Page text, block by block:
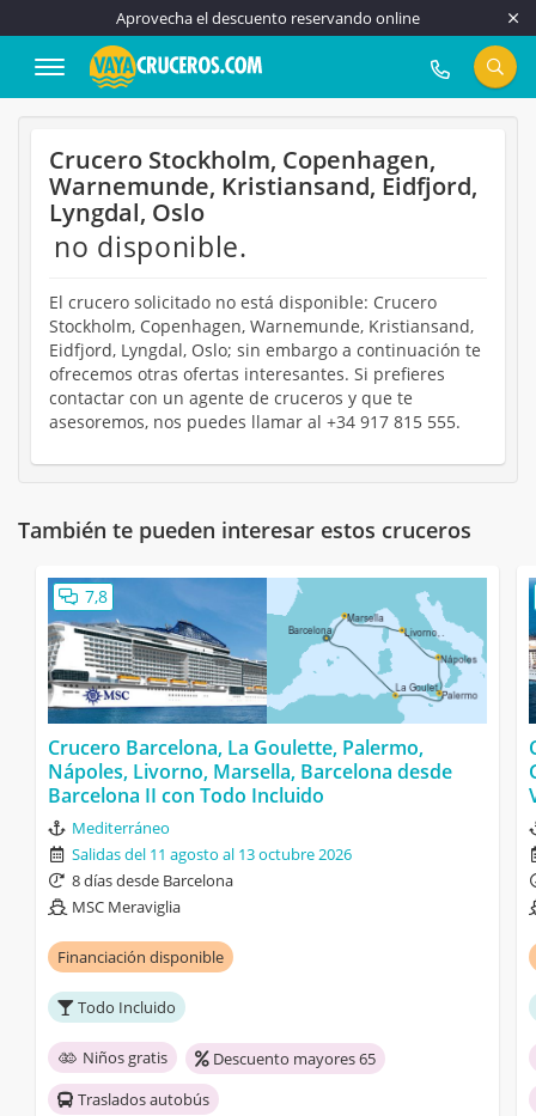
Aprovecha el descuento reservando online
917 815 555
Crucero Stockholm, Copenhagen,
Warnemunde, Kristiansand, Eidfjord,
Lyngdal, Oslo
no disponible.
El crucero solicitado no está disponible: Crucero
Stockholm, Copenhagen, Warnemunde, Kristiansand,
Eidfjord, Lyngdal, Oslo; sin embargo a continuación te
ofrecemos otras ofertas interesantes. Si prefieres
contactar con un agente de cruceros y que te
asesoremos, nos puedes llamar al +34 917 815 555.
También te pueden interesar estos cruceros
7,8
Crucero Barcelona, La Goulette, Palermo,
Nápoles, Livorno, Marsella, Barcelona desde
Barcelona II con Todo Incluido
Mediterráneo
Salidas del 11 agosto al 13 octubre 2026
8 días desde Barcelona
MSC Meraviglia
Financiación disponible
Todo Incluido
Niños gratis
Descuento mayores 65
Traslados autobús